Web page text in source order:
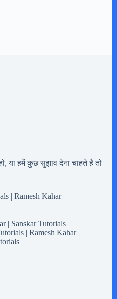
या हमें कुछ सुझाव देना चाहते है तो
| Ramesh Kahar
| Sanskar Tutorials
| Ramesh Kahar